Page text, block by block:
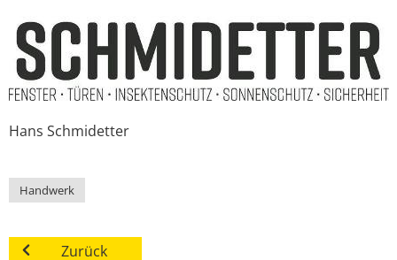
Hans Schmidetter
Handwerk
Zurück